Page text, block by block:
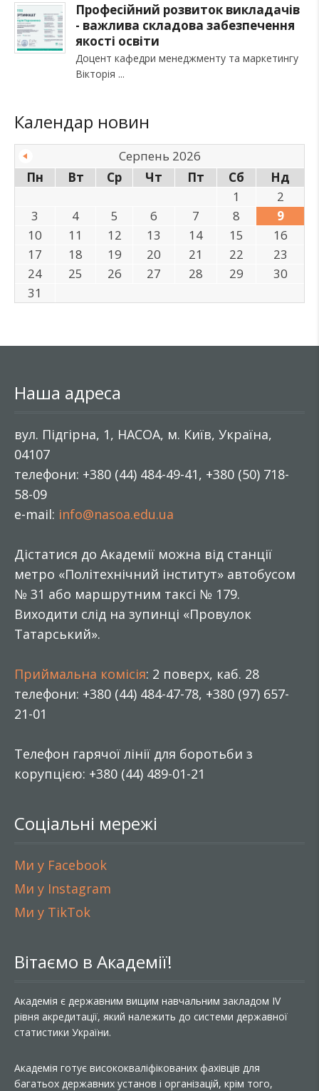
Професійний розвиток викладачів
- важлива складова забезпечення
якості освіти
Доцент кафедри менеджменту та маркетингу
Вікторія
Календар новин
Серпень 2026
Пн
Вт Ср Чт Пт Сб
Нд
1
2
3
4 5 6 7 8
9
10
11 12 13 14 15
16
17
18 19 20 21 22
23
24
25 26 27 28 29
30
31
Наша адреса
вул. Підгірна, 1, НАСОА, м. Київ, Україна,
04107
телефони: +380 (44) 484-49-41, +380 (50) 718-
58-09
e-mail: info@nasoa.edu.ua
Дістатися до Академії можна від станції
метро «Політехнічний інститут» автобусом
№ 31 або маршрутним таксі № 179.
Виходити слід на зупинці «Провулок
Татарський».
Приймальна комісія: 2 поверх, каб. 28
телефони: +380 (44) 484-47-78, +380 (97) 657-
21-01
Телефон гарячої лінії для боротьби з
корупцією: +380 (44) 489-01-21
Соціальні мережі
Ми у Facebook
Ми у Instagram
Ми у TikTok
Вітаємо в Академії!
Академія є державним вищим навчальним закладом IV
рівня акредитації, який належить до системи державної
статистики України.
Академія готує висококваліфікованих фахівців для
багатьох державних установ і організацій, крім того,